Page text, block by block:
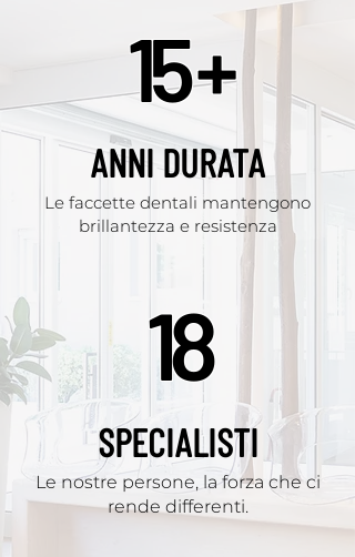
15 +
ANNI DURATA
Le faccette dentali mantengono
brillantezza e resistenza
18
SPECIALISTI
Le nostre persone, la forza che ci
rende differenti.